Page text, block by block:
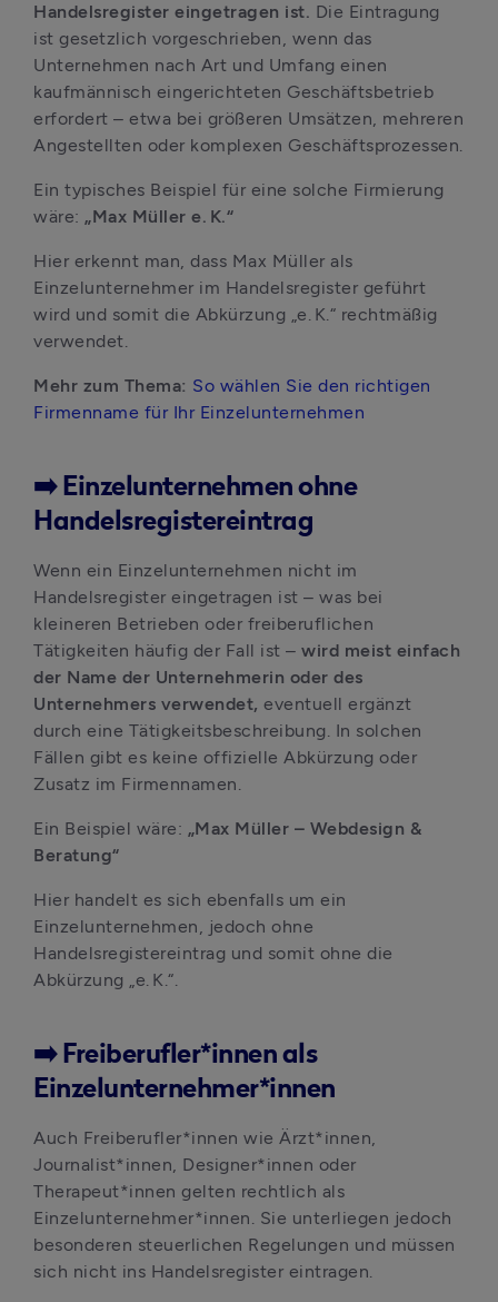
Handelsregister eingetragen ist. Die Eintragung
ist gesetzlich vorgeschrieben, wenn das
Unternehmen nach Art und Umfang einen
kaufmännisch eingerichteten Geschäftsbetrieb
erfordert – etwa bei größeren Umsätzen, mehreren
Angestellten oder komplexen Geschäftsprozessen.
Ein typisches Beispiel für eine solche Firmierung
wäre: „Max Müller e. K.“
Hier erkennt man, dass Max Müller als
Einzelunternehmer im Handelsregister geführt
wird und somit die Abkürzung „e. K.“ rechtmäßig
verwendet.
Mehr zum Thema: So wählen Sie den richtigen
Firmenname für Ihr Einzelunternehmen
➡️ Einzelunternehmen ohne
Handelsregistereintrag
Wenn ein Einzelunternehmen nicht im
Handelsregister eingetragen ist – was bei
kleineren Betrieben oder freiberuflichen
Tätigkeiten häufig der Fall ist – wird meist einfach
der Name der Unternehmerin oder des
Unternehmers verwendet, eventuell ergänzt
durch eine Tätigkeitsbeschreibung. In solchen
Fällen gibt es keine offizielle Abkürzung oder
Zusatz im Firmennamen.
Ein Beispiel wäre: „Max Müller – Webdesign &
Beratung“
Hier handelt es sich ebenfalls um ein
Einzelunternehmen, jedoch ohne
Handelsregistereintrag und somit ohne die
Abkürzung „e. K.“.
➡️ Freiberufler*innen als
Einzelunternehmer*innen
Auch Freiberufler*innen wie Ärzt*innen,
Journalist*innen, Designer*innen oder
Therapeut*innen gelten rechtlich als
Einzelunternehmer*innen. Sie unterliegen jedoch
besonderen steuerlichen Regelungen und müssen
sich nicht ins Handelsregister eintragen.